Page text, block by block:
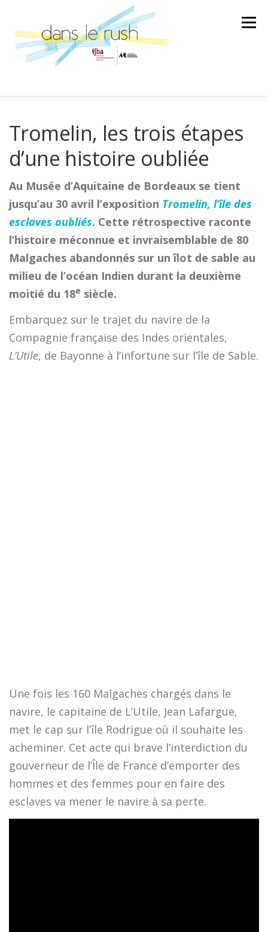
contenu
Menu
SCIENCE ET TECHNOLOGIE LA BANDE SON
LA SPÉCIALE ÉMISSION
AU GRÉ DES RENCONTRES
Tromelin, les trois étapes
d’une histoire oubliée
Au Musée d’Aquitaine de Bordeaux se tient
jusqu’au 30 avril l’exposition Tromelin, l’île des
esclaves oubliés. Cette rétrospective raconte
l’histoire méconnue et invraisemblable de 80
Malgaches abandonnés sur un îlot de sable au
milieu de l’océan Indien durant la deuxième
moitié du 18e siècle.
Embarquez sur le trajet du navire de la
Compagnie française des Indes orientales,
L’Utile, de Bayonne à l’infortune sur l’île de Sable.
Une fois les 160 Malgaches chargés dans le
navire, le capitaine de L’Utile, Jean Lafargue,
met le cap sur l’île Rodrigue où il souhaite les
acheminer. Cet acte qui brave l’interdiction du
gouverneur de l’Île de France d’emporter des
hommes et des femmes pour en faire des
esclaves va mener le navire à sa perte.